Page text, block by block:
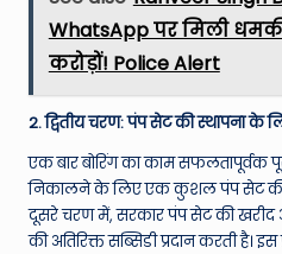
WhatsApp पर मिली
करोड़ों! Police Alert
2. द्वितीय चरण: पंप सेट की स्थापना के
एक बार बोरिंग का काम सफलतापूर्वक
निकालने के लिए एक कुशल पंप सेट की
दूसरे चरण में, सरकार पंप सेट की खरीद
की अतिरिक्त सब्सिडी प्रदान करती है।